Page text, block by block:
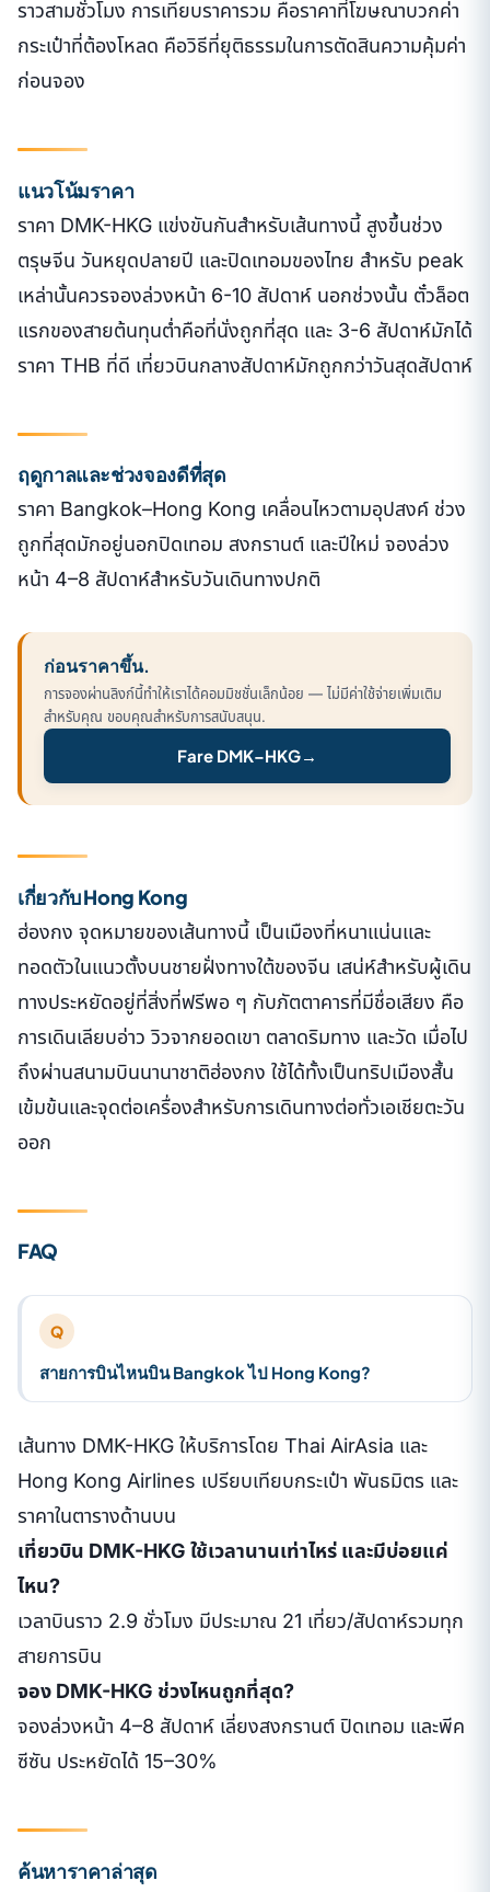
ราวสามชั่วโมง การเทียบราคารวม คือราคาที่โฆษณาบวกค่า
กระเป๋าที่ต้องโหลด คือวิธีที่ยุติธรรมในการตัดสินความคุ้มค่า
ก่อนจอง
แนวโน้มราคา
ราคา DMK-HKG แข่งขันกันสำหรับเส้นทางนี้ สูงขึ้นช่วง
ตรุษจีน วันหยุดปลายปี และปิดเทอมของไทย สำหรับ peak
เหล่านั้นควรจองล่วงหน้า 6-10 สัปดาห์ นอกช่วงนั้น ตั๋วล็อต
แรกของสายต้นทุนต่ำคือที่นั่งถูกที่สุด และ 3-6 สัปดาห์มักได้
ราคา THB ที่ดี เที่ยวบินกลางสัปดาห์มักถูกกว่าวันสุดสัปดาห์
ฤดูกาลและช่วงจองดีที่สุด
ราคา Bangkok–Hong Kong เคลื่อนไหวตามอุปสงค์ ช่วง
ถูกที่สุดมักอยู่นอกปิดเทอม สงกรานต์ และปีใหม่ จองล่วง
หน้า 4–8 สัปดาห์สำหรับวันเดินทางปกติ
ก่อนราคาขึ้น.
การจองผ่านลิงก์นี้ทำให้เราได้คอมมิชชั่นเล็กน้อย — ไม่มีค่าใช้จ่ายเพิ่มเติม
สำหรับคุณ ขอบคุณสำหรับการสนับสนุน.
Fare DMK–HKG→
เกี่ยวกับ Hong Kong
ฮ่องกง จุดหมายของเส้นทางนี้ เป็นเมืองที่หนาแน่นและ
ทอดตัวในแนวตั้งบนชายฝั่งทางใต้ของจีน เสน่ห์สำหรับผู้เดิน
ทางประหยัดอยู่ที่สิ่งที่ฟรีพอ ๆ กับภัตตาคารที่มีชื่อเสียง คือ
การเดินเลียบอ่าว วิวจากยอดเขา ตลาดริมทาง และวัด เมื่อไป
ถึงผ่านสนามบินนานาชาติฮ่องกง ใช้ได้ทั้งเป็นทริปเมืองสั้น
เข้มข้นและจุดต่อเครื่องสำหรับการเดินทางต่อทั่วเอเชียตะวัน
ออก
FAQ
Q
สายการบินไหนบิน Bangkok ไป Hong Kong?
เส้นทาง DMK-HKG ให้บริการโดย Thai AirAsia และ
Hong Kong Airlines เปรียบเทียบกระเป๋า พันธมิตร และ
ราคาในตารางด้านบน
เที่ยวบิน DMK-HKG ใช้เวลานานเท่าไหร่ และมีบ่อยแค่
ไหน?
เวลาบินราว 2.9 ชั่วโมง มีประมาณ 21 เที่ยว/สัปดาห์รวมทุก
สายการบิน
จอง DMK-HKG ช่วงไหนถูกที่สุด?
จองล่วงหน้า 4–8 สัปดาห์ เลี่ยงสงกรานต์ ปิดเทอม และพีค
ซีซัน ประหยัดได้ 15–30%
ค้นหาราคาล่าสุด